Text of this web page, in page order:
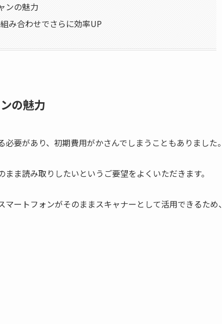
ンの魅力
み合わせでさらに効率UP
の魅力
要があり、初期費用がかさんでしまうこともありました。
ま読み取りしたいというご要望をよくいただきます。
ートフォンがそのままスキャナーとして活用できるため、